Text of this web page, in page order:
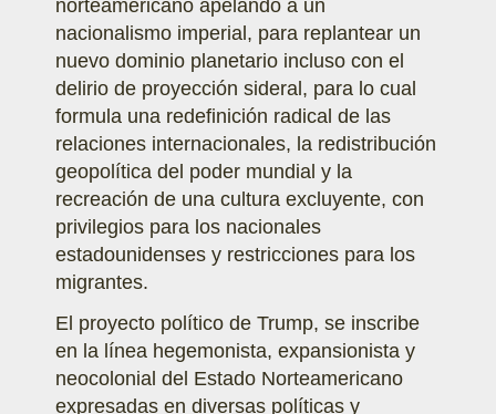
norteamericano apelando a un
nacionalismo imperial, para replantear un
nuevo dominio planetario incluso con el
delirio de proyección sideral, para lo cual
formula una redefinición radical de las
relaciones internacionales, la redistribución
geopolítica del poder mundial y la
recreación de una cultura excluyente, con
privilegios para los nacionales
estadounidenses y restricciones para los
migrantes.
El proyecto político de Trump, se inscribe
en la línea hegemonista, expansionista y
neocolonial del Estado Norteamericano
expresadas en diversas políticas y